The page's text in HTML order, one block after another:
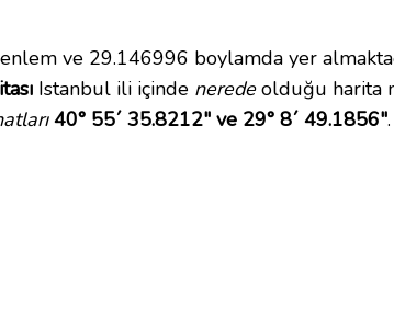
ve 29.146996 boylamda yer
Istanbul ili içinde neredeolduğu harita
40° 55´ 35.8212" ve 29° 8´ 49.1856".